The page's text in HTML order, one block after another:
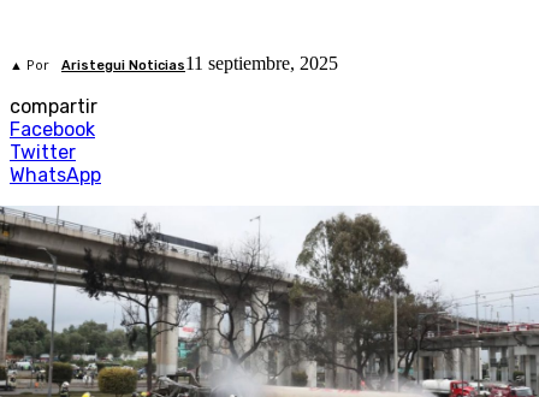
▲ Por Aristegui Noticias11 septiembre, 2025
compartir
Facebook
Twitter
WhatsApp